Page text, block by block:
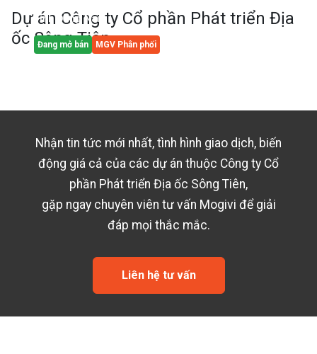
Dự án Công ty Cổ phần Phát triển Địa
ốc Sông Tiên
Tỉnh Đồng Nai
Đang mở bán MGV Phân phối
Nhận tin tức mới nhất, tình hình giao dịch, biến
động giá cả của các dự án thuộc Công ty Cổ
phần Phát triển Địa ốc Sông Tiên,
gặp ngay chuyên viên tư vấn Mogivi để giải
đáp mọi thắc mắc.
Liên hệ tư vấn